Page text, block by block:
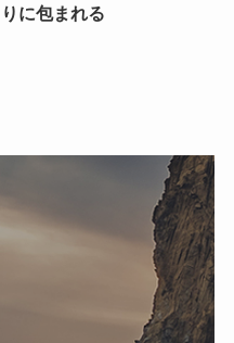
りに包まれる